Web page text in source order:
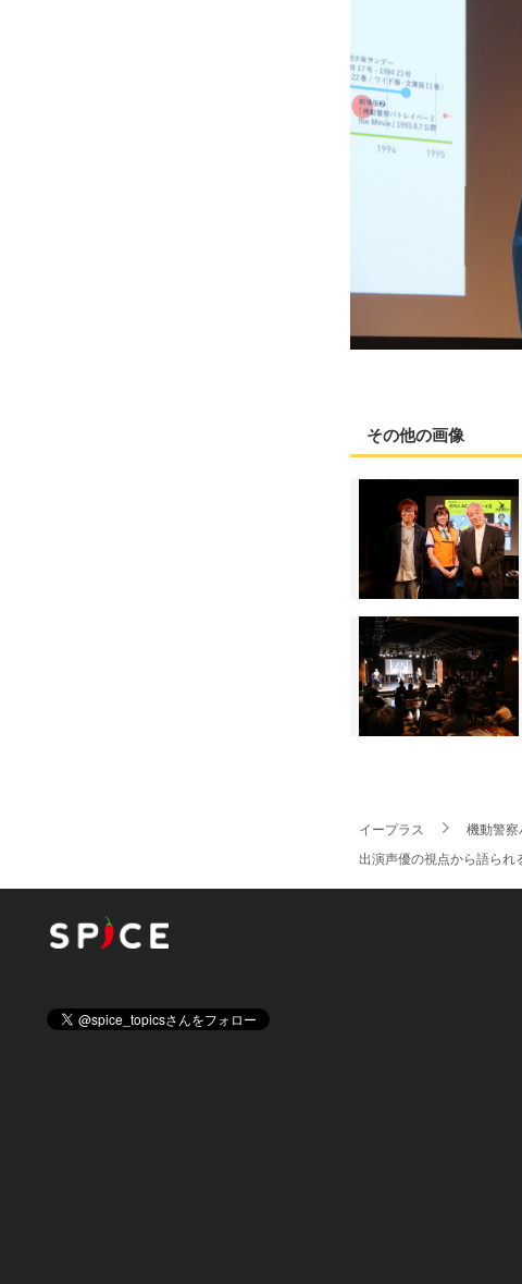
その他の画像
イープラス
機動警
出演声優の視点から語られ